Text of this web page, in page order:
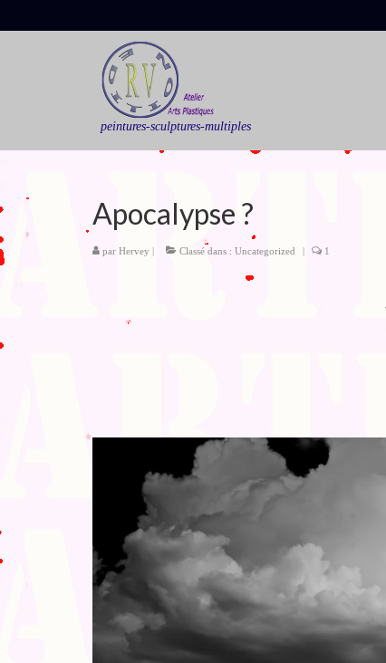
peintures-sculptures-multiples
Apocalypse ?
par Hervey | Classé dans : Uncategorized | 1